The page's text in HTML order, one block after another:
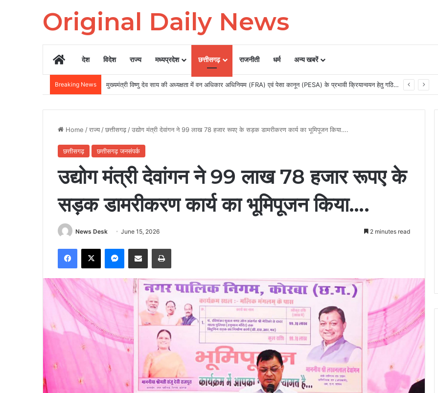
Original Daily News
Homeदेश विदेश राज्य मध्यप्रदेश छत्तीसगढ़ राजनीती धर्म अन्य खबरें
Breaking News मुख्यमंत्री विष्णु देव साय की अध्यक्षता में वन अधिकार अधिनियम (FRA) एवं पेसा कानून (PESA) के प्रभावी क्रियान्वयन हेतु गठित टास्क फोर्स की पहली बैठक संपन्न…
Home /राज्य /छत्तीसगढ़ /उद्योग मंत्री देवांगन ने 99 लाख 78 हजार रूपए के सड़क डामरीकरण कार्य का भूमिपूजन किया….
छत्तीसगढ़ छत्तीसगढ़ जनसंपर्क
उद्योग मंत्री देवांगन ने 99 लाख 78 हजार रूपए के
सड़क डामरीकरण कार्य का भूमिपूजन किया….
News Desk June 15, 2026 2 minutes read
Facebook
X Messenger
Share via Email Print